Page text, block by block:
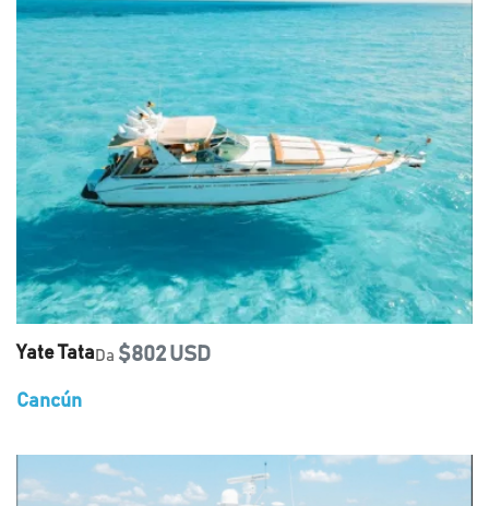
Yate Tata Da $802 USD
Cancún